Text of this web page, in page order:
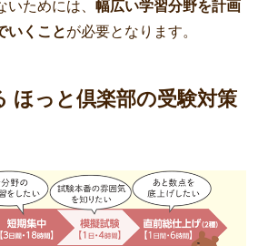
いためには、幅広い学習分野を計画
いくことが必要となります。
ほっと倶楽部の受験対策